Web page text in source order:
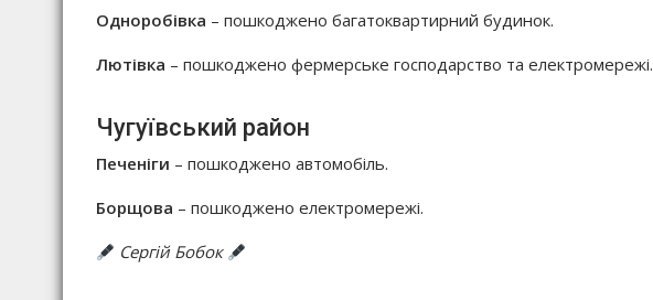
Одноробівка – пошкоджено багатоквартирний будинок.
Лютівка – пошкоджено фермерське господарство та електромережі.
Чугуївський район
Печеніги – пошкоджено автомобіль.
Борщова – пошкоджено електромережі.
Сергій Бобок